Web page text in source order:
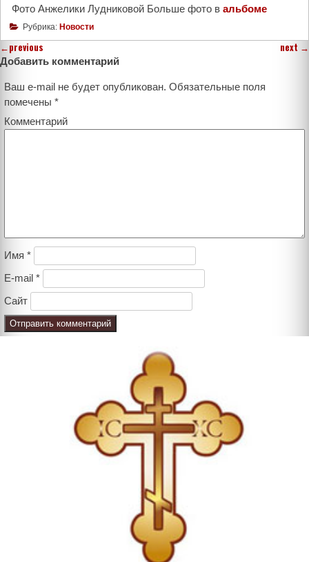
Фото Анжелики Лудниковой Больше фото в альбоме
Рубрика: Новости
←previous next →
Добавить комментарий
Ваш e-mail не будет опубликован. Обязательные поля
помечены *
Комментарий
Имя *
E-mail *
Сайт